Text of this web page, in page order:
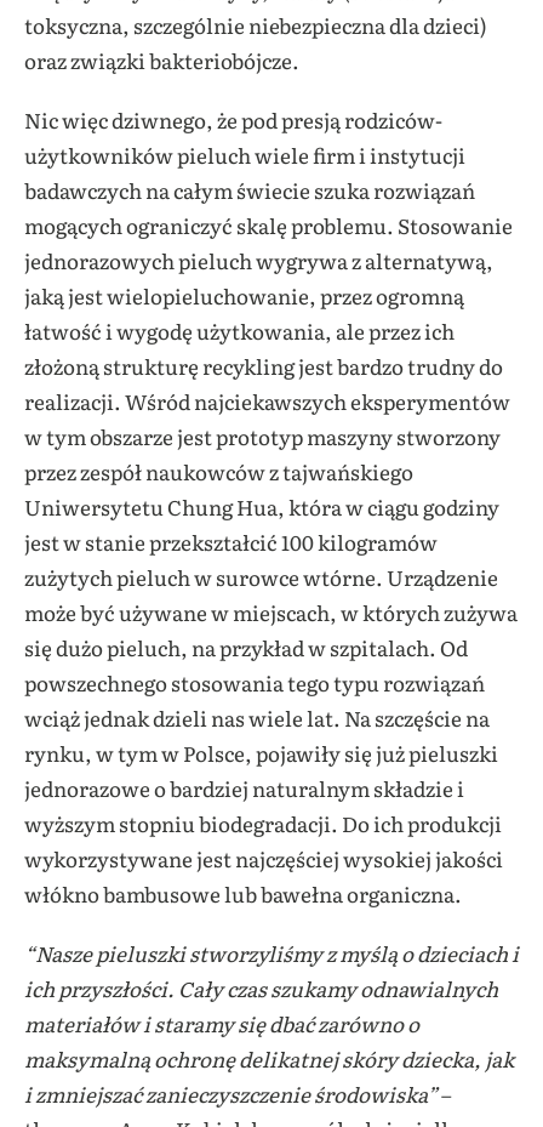
toksyczna, szczególnie niebezpieczna dla dzieci)
oraz związki bakteriobójcze.
Nic więc dziwnego, że pod presją rodziców-
użytkowników pieluch wiele firm i instytucji
badawczych na całym świecie szuka rozwiązań
mogących ograniczyć skalę problemu. Stosowanie
jednorazowych pieluch wygrywa z alternatywą,
jaką jest wielopieluchowanie, przez ogromną
łatwość i wygodę użytkowania, ale przez ich
złożoną strukturę recykling jest bardzo trudny do
realizacji. Wśród najciekawszych eksperymentów
w tym obszarze jest prototyp maszyny stworzony
przez zespół naukowców z tajwańskiego
Uniwersytetu Chung Hua, która w ciągu godziny
jest w stanie przekształcić 100 kilogramów
zużytych pieluch w surowce wtórne. Urządzenie
może być używane w miejscach, w których zużywa
się dużo pieluch, na przykład w szpitalach. Od
powszechnego stosowania tego typu rozwiązań
wciąż jednak dzieli nas wiele lat. Na szczęście na
rynku, w tym w Polsce, pojawiły się już pieluszki
jednorazowe o bardziej naturalnym składzie i
wyższym stopniu biodegradacji. Do ich produkcji
wykorzystywane jest najczęściej wysokiej jakości
włókno bambusowe lub bawełna organiczna.
“Nasze pieluszki stworzyliśmy z myślą o dzieciach i
ich przyszłości. Cały czas szukamy odnawialnych
materiałów i staramy się dbać zarówno o
maksymalną ochronę delikatnej skóry dziecka, jak
i zmniejszać zanieczyszczenie środowiska”–